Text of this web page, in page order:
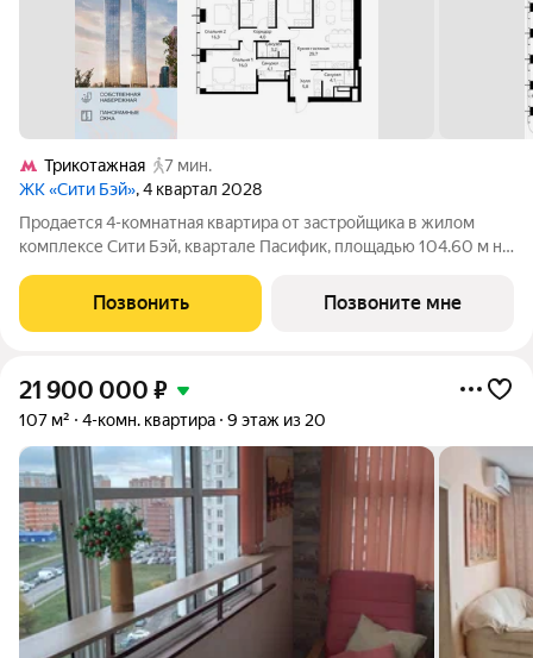
Трикотажная
7 мин.
ЖК «Сити Бэй», 4 квартал 2028
Продается 4-комнатная квартира от застройщика в жилом
комплексе Сити Бэй, квартале Пасифик, площадью 104.60 м на
комплекса Сити Бэй - настоящий город в городе с отлично
развитой
Позвонить Позвоните мне
21 900 000 ₽
107 м² 4-комн. квартира 9 этаж из 20